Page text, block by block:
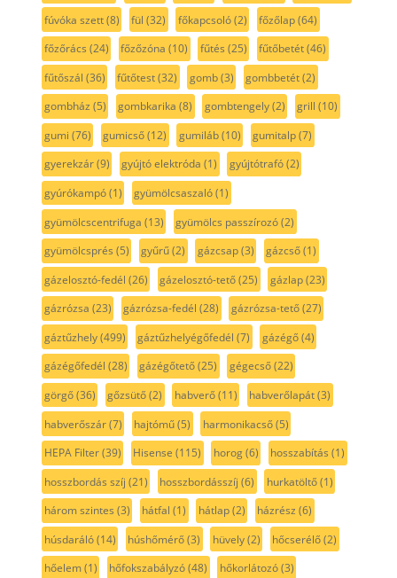
fúvóka szett(8) fül (32) főkapcsoló(2) főzőlap(64)
főzőrács (24) főzőzóna (10) fűtés (25) fűtőbetét(46)
fűtőszál (36) fűtőtest(32) gomb(3) gombbetét(2)
gombház (5) gombkarika (8) gombtengely(2) grill (10)
gumi (76) gumicső(12) gumiláb(10) gumitalp(7)
gyerekzár(9) gyújtó elektróda (1) gyújtótrafó(2)
gyúrókampó(1) gyümölcsaszaló(1)
gyümölcscentrifuga (13) gyümölcs passzírozó(2)
gyümölcsprés (5) gyűrű(2) gázcsap(3) gázcső(1)
gázelosztó-fedél (26) gázelosztó-tető(25) gázlap(23)
gázrózsa (23) gázrózsa-fedél (28) gázrózsa-tető(27)
gáztűzhely(499) gáztűzhelyégőfedél (7) gázégő(4)
gázégőfedél (28) gázégőtető(25) gégecső(22)
görgő(36) gőzsütő(2) habverő(11) habverőlapát(3)
habverőszár(7) hajtómű(5) harmonikacső(5)
HEPA Filter(39) Hisense (115) horog(6) hosszabítás (1)
hosszbordás szíj (21) hosszbordásszíj (6) hurkatöltő(1)
három szintes (3) hátfal (1) hátlap(2) házrész (6)
húsdaráló(14) húshőmérő(3) hüvely(2) hőcserélő(2)
hőelem(1) hőfokszabályzó(48) hőkorlátozó(3)